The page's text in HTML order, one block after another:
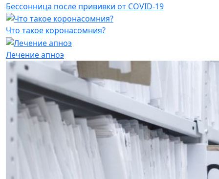
Бессонница после прививки от COVID-19
Что такое коронасомния?
Лечение апноэ